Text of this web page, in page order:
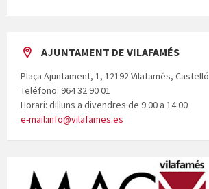
AJUNTAMENT DE VILAFAMÉS
Plaça Ajuntament, 1, 12192 Vilafamés, Castelló
Teléfono: 964 32 90 01
Horari: dilluns a divendres de 9:00 a 14:00
e-mail:info@vilafames.es